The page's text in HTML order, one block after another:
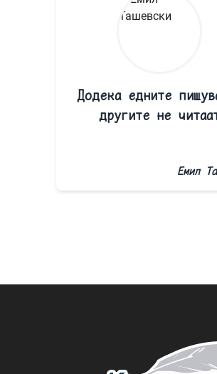
Додека едните
другите не
Емил